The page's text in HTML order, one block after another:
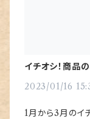
イチオシ！商品
2023/01/16
1月から3月のイ